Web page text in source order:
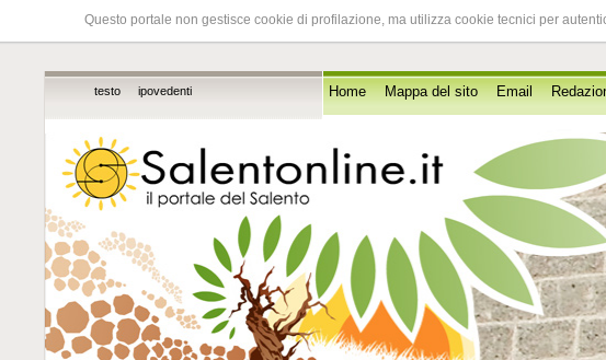
Questo portale non gestisce cookie di profilazione, ma utilizza cookie tecnici per
testo ipovedenti Home Mappa del sito Email